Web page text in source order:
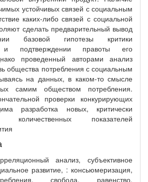
устойчивых связей с социальным
каких-либо связей с социальной
сделать предварительный вывод
базовой гипотезы критики
и подтверждении правоты его
проведенный авторами анализ
общества потребления с социальным
на данных, в каком-то смысле
самим обществом потребления.
проверки конкурирующих
разработка новых, критически
количественных показателей
анализ, субъективное
развитие, : консьюмеризация,
свобода, равенство,